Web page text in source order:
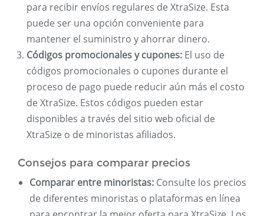
para recibir envíos regulares de XtraSize. Esta
puede ser una opción conveniente para
mantener el suministro y ahorrar dinero.
Códigos promocionales y cupones: El uso de
códigos promocionales o cupones durante el
proceso de pago puede reducir aún más el costo
de XtraSize. Estos códigos pueden estar
disponibles a través del sitio web oficial de
XtraSize o de minoristas afiliados.
Consejos para comparar precios
Comparar entre minoristas: Consulte los precios
de diferentes minoristas o plataformas en línea